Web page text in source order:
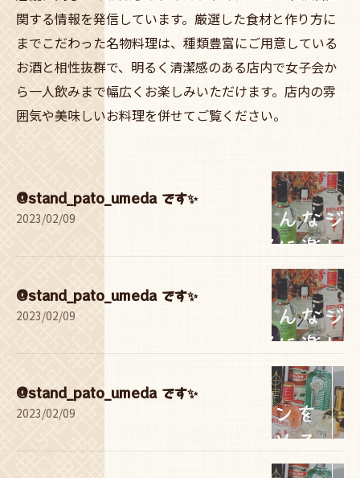
関する情報を発信しています。厳選した食材と作り方に
までこだわった名物料理は、種類豊富にご用意している
お酒と相性抜群で、明るく清潔感のある店内で女子会か
ら一人飲みまで幅広くお楽しみいただけます。店内の雰
囲気や美味しいお料理を併せてご覧ください。
@stand_pato_umeda です✨
2023/02/09
@stand_pato_umeda です✨
2023/02/09
@stand_pato_umeda です✨
2023/02/09